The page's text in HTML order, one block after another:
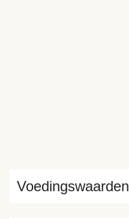
Voedingswaarden